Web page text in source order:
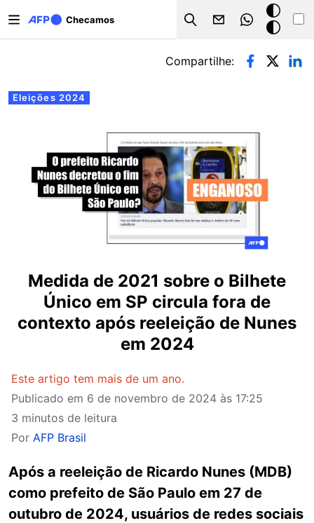
Checamos
Search
Modo
escuro
Abas primárias
Eleições 2024
Compartilhe:
Medida de 2021 sobre o Bilhete
Único em SP circula fora de
contexto após reeleição de Nunes
em 2024
Este artigo tem mais de um ano.
Publicado em 6 de novembro de 2024 às 17:25
3 minutos de leitura
Por AFP Brasil
Após a reeleição de Ricardo Nunes (MDB)
como prefeito de São Paulo em 27 de
outubro de 2024, usuários de redes sociais